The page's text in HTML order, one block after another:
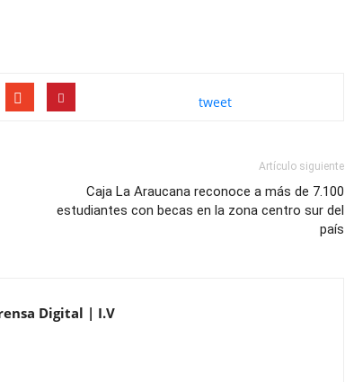
tweet
Artículo siguiente
Caja La Araucana reconoce a más de 7.100
estudiantes con becas en la zona centro sur del
país
Digital | I.V